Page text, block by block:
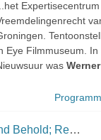
Eye Filmmuseum.
was
Reveries of the Connected World